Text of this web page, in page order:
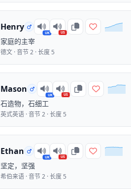
Henry
UK US
家庭的主宰
德文 · 音节 2 · 长度 5
Mason
UK US
石造物，石细工
英式英语 · 音节 2 · 长度 5
Ethan
UK US
坚定，坚强
希伯来语 · 音节 2 · 长度 5